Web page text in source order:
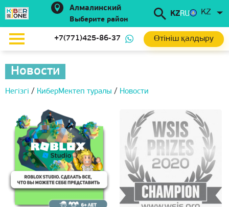
Алмалинский
Выберите район
KZRU KZ
+7(771)425-86-37 Өтініш қалдыру
Новости
Негізгі / КиберМектеп туралы / Новости